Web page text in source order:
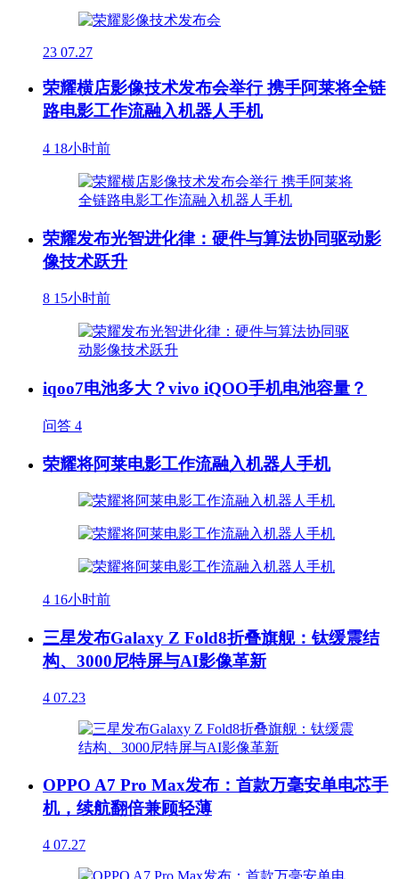
23 07.27
荣耀横店影像技术发布会举行 携手阿莱将全链
路电影工作流融入机器人手机
4 18小时前
荣耀发布光智进化律：硬件与算法协同驱动影
像技术跃升
8 15小时前
iqoo7电池多大？vivo iQOO手机电池容量？
问答 4
荣耀将阿莱电影工作流融入机器人手机
4 16小时前
三星发布Galaxy Z Fold8折叠旗舰：钛缓震结
构、3000尼特屏与AI影像革新
4 07.23
OPPO A7 Pro Max发布：首款万毫安单电芯手
机，续航翻倍兼顾轻薄
4 07.27